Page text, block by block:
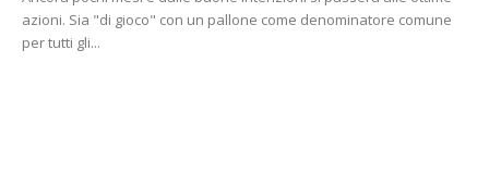
azioni. Sia "di gioco" con un pallone come denominatore comune
per tutti gli...